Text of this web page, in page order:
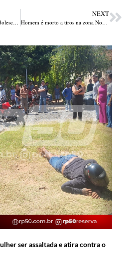
Polícia Penal apreende dois adolescentes que tentavam arremessar drogas e celulares na Major César
NEXT
Homem é morto a tiros na zona Norte de Teresina
ser assaltada e atira contra o